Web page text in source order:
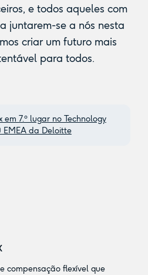
e todos aqueles com
juntarem-se a nós nesta
criar um futuro mais
para todos.
em 7.º lugar no Technology
EMEA da Deloitte
compensação flexível que